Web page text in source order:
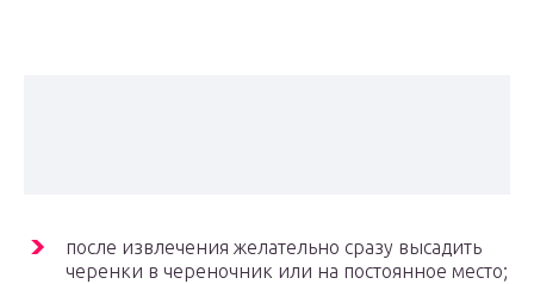
после извлечения желательно сразу высадить
черенки в череночник или на постоянное место;